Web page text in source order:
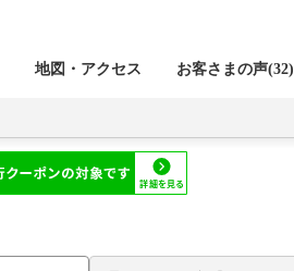
地図・アクセス お客さまの声(32)